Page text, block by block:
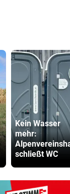
Kein Wasser
mehr:
schließt WC